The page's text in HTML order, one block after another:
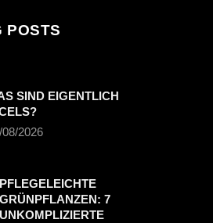
POSTS
SIND EIGENTLICH
08/2026
PFLEGELEICHTE
GRÜNPFLANZEN: 7
UNKOMPLIZIERTE